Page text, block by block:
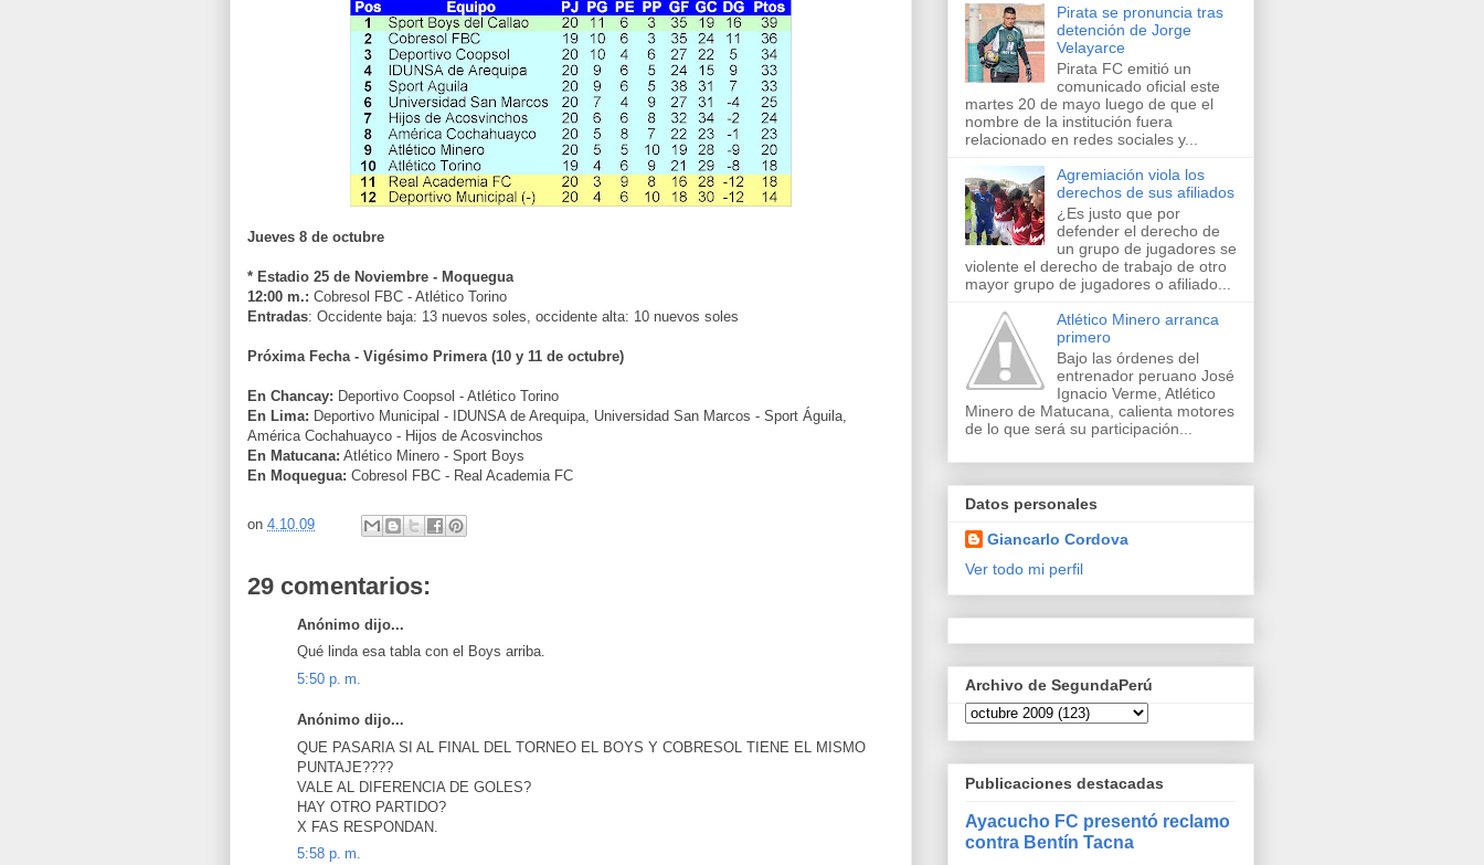
Jueves 8 de octubre
* Estadio 25 de Noviembre - Moquegua
12:00 m.: Cobresol FBC - Atlético Torino
Entradas: Occidente baja: 13 nuevos soles, occidente alta: 10 nuevos soles
Próxima Fecha - Vigésimo Primera (10 y 11 de octubre)
En Chancay: Deportivo Coopsol - Atlético Torino
En Lima: Deportivo Municipal - IDUNSA de Arequipa, Universidad San Marcos - Sport Águila,
América Cochahuayco - Hijos de Acosvinchos
En Matucana: Atlético Minero - Sport Boys
En Moquegua: Cobresol FBC - Real Academia FC
on 4.10.09
29 comentarios:
Anónimo dijo...
Qué linda esa tabla con el Boys arriba.
5:50 p. m.
Anónimo dijo...
QUE PASARIA SI AL FINAL DEL TORNEO EL BOYS Y COBRESOL TIENE EL MISMO
PUNTAJE????
VALE AL DIFERENCIA DE GOLES?
HAY OTRO PARTIDO?
X FAS RESPONDAN.
5:58 p. m.
Pirata se pronuncia tras
detención de Jorge
Velayarce
Pirata FC emitió un
comunicado oficial este
martes 20 de mayo luego de que el
nombre de la institución fuera
relacionado en redes sociales y...
Agremiación viola los
derechos de sus afiliados
¿Es justo que por
defender el derecho de
un grupo de jugadores se
violente el derecho de trabajo de otro
mayor grupo de jugadores o afiliado...
Atlético Minero arranca
primero
Bajo las órdenes del
entrenador peruano José
Ignacio Verme, Atlético
Minero de Matucana, calienta motores
de lo que será su participación...
Datos personales
Giancarlo Cordova
Ver todo mi perfil
Archivo de SegundaPerú
Publicaciones destacadas
Ayacucho FC presentó reclamo
contra Bentín Tacna